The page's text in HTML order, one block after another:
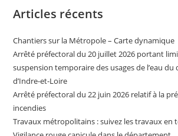
Articles récents
Chantiers sur la Métropole – Carte dynamique
Arrêté préfectoral du 20 juillet 2026 portant
suspension temporaire des usages de l’eau
d’Indre-et-Loire
Arrêté préfectoral du 22 juin 2026 relatif à la
incendies
Travaux métropolitains : suivez les travaux en